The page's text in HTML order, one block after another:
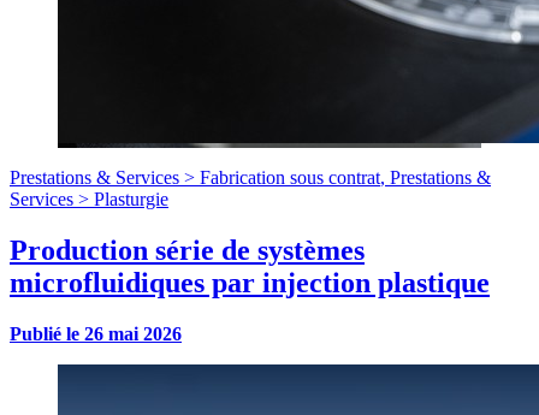
Prestations & Services > Fabrication sous contrat, Prestations &
Services > Plasturgie
Production série de systèmes
microfluidiques par injection plastique
Publié le 26 mai 2026